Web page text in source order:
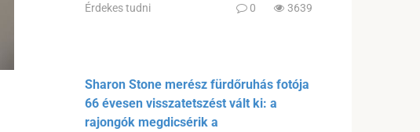
Érdekes tudni 0 3639
Sharon Stone merész fürdőruhás fotója
66 évesen visszatetszést vált ki: a
rajongók megdicsérik a